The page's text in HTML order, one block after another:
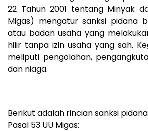
22 Tahun 2001 tentang Minyak
Migas) mengatur sanksi pidana
atau badan usaha yang
hilir tanpa izin usaha yang sah.
meliputi pengolahan,
dan niaga.
Berikut adalah rincian sanksi
Pasal 53 UU Migas: